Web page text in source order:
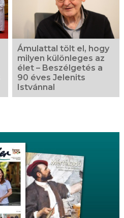
Ámulattal tölt el, hogy
milyen különleges az
élet – Beszélgetés a
90 éves Jelenits
Istvánnal